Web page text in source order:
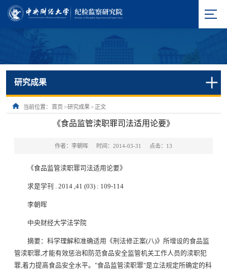
研究成果
当前位置： 首页>研究成果> 正文
《食品监管渎职罪司法适用论要》
作者：李朝晖 时间：2014-03-31 点击： 13
《食品监管渎职罪司法适用论要》
求是学刊 . 2014 ,41 (03) : 109-114
李朝晖
中央财经大学法学院
摘要：科学理解和准确适用《刑法修正案(八)》所增设的食品监
管渎职罪 才能有效惩治和防范食品安全监管机关工作人员的渎职犯
罪 着力提高食品安全水平。 "食品监管渎职罪"是立法规定所确定的科